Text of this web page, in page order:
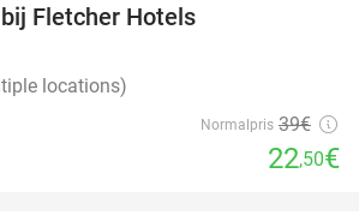
Fletcher Hotels
locations)
Normalpris 39€
22,50€